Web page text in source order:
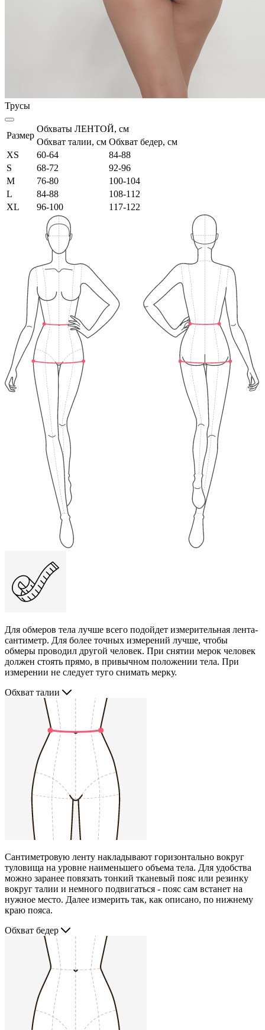
Трусы
Размер
Обхваты ЛЕНТОЙ, см
Обхват талии, см Обхват бедер, см
XS
60-64
84-88
S
68-72
92-96
M
76-80
100-104
L
84-88
108-112
XL
96-100 117-122
Для обмеров тела лучше всего подойдет измерительная лента-
сантиметр. Для более точных измерений лучше, чтобы
обмеры проводил другой человек. При снятии мерок человек
должен стоять прямо, в привычном положении тела. При
измерении не следует туго снимать мерку.
Обхват талии
Сантиметровую ленту накладывают горизонтально вокруг
туловища на уровне наименьшего объема тела. Для удобства
можно заранее повязать тонкий тканевый пояс или резинку
вокруг талии и немного подвигаться - пояс сам встанет на
нужное место. Далее измерить так, как описано, по нижнему
краю пояса.
Обхват бедер